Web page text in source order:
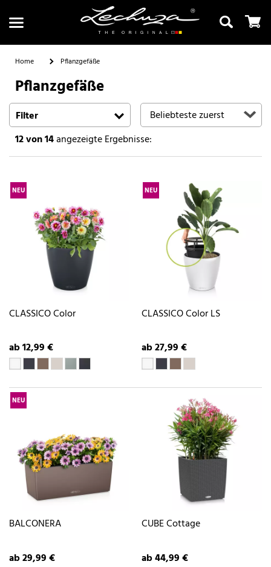
Suchen
Home Pflanzgefäße
Pflanzgefäße
Filter
12von 14angezeigte Ergebnisse:
NEU
CLASSICO Color
ab 12,99 €
NEU
CLASSICO Color LS
ab 27,99 €
NEU
BALCONERA
ab 29,99 €
CUBE Cottage
ab 44,99 €